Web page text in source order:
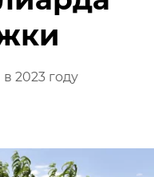
2023 году